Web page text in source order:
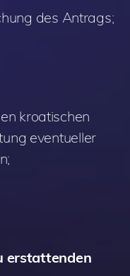
des Antrags;
kroatischen
eventueller
erstattenden